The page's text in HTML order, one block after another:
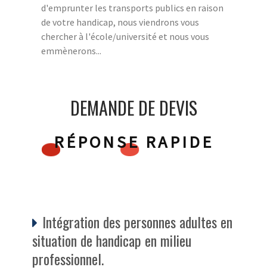
d'emprunter les transports publics en raison
de votre handicap, nous viendrons vous
chercher à l'école/université et nous vous
emmènerons...
DEMANDE DE DEVIS
RÉPONSE RAPIDE
Intégration des personnes adultes en
situation de handicap en milieu
professionnel.